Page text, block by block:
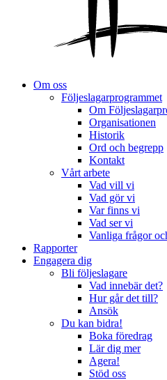
Om oss
Följeslagarprogrammet
Om
Organisationen
Historik
Ord och begrepp
Kontakt
Vårt arbete
Vad vill vi
Vad gör vi
Var finns vi
Vad ser vi
Vanliga frågor
Rapporter
Engagera dig
Bli följeslagare
Vad innebär det?
Hur går det till?
Ansök
Du kan bidra!
Boka föredrag
Lär dig mer
Agera!
Stöd oss